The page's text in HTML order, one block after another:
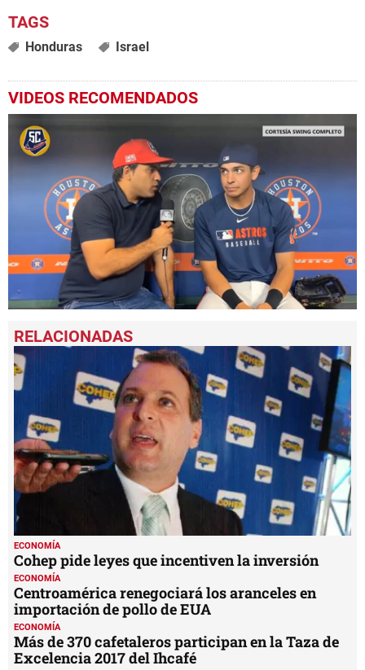
Honduras Israel
VIDEOS RECOMENDADOS
seconds
of
39
seconds
ECONOMÍA
Cohep pide leyes que incentiven la inversión
ECONOMÍA
Centroamérica renegociará los aranceles en
importación de pollo de EUA
ECONOMÍA
Más de 370 cafetaleros participan en la Taza de
Excelencia 2017 del Ihcafé